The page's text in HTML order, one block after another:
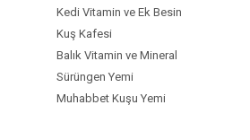
Kedi Vitamin ve Ek Besin
Kuş Kafesi
Balık Vitamin ve Mineral
Sürüngen Yemi
Muhabbet Kuşu Yemi